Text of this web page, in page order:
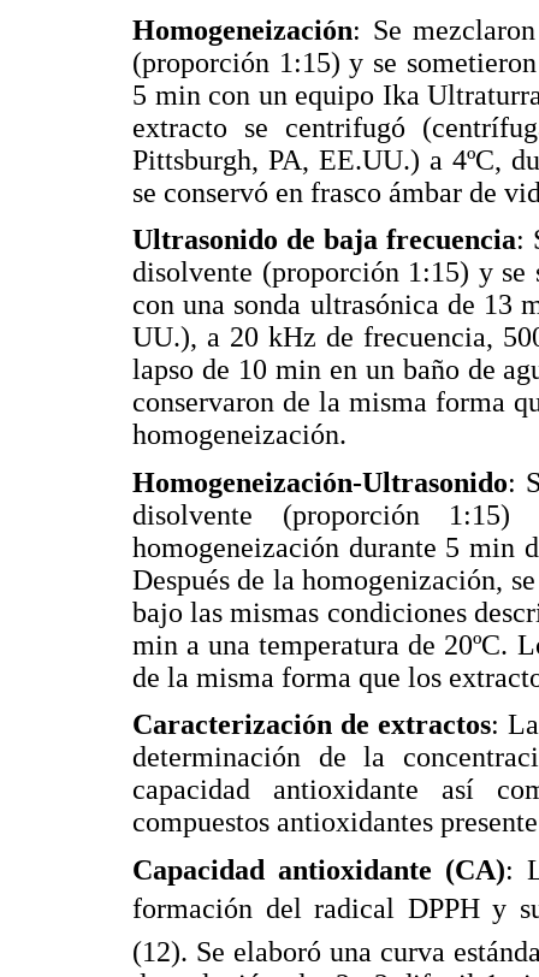
Homogeneización: Se
(proporción 1:15) y se
5 min con un equipo Ika
extracto se centrifugó
Pittsburgh, PA, EE.UU.) a 4ºC,
se conservó en frasco ámbar de
Ultrasonido de baja frecuencia:
disolvente (proporción 1:15) y
con una sonda ultrasónica de 13
UU.), a 20 kHz de frecuencia,
lapso de 10 min en un baño de
conservaron de la misma forma
homogeneización.
Homogeneización-Ultrasonido:
disolvente (proporción
homogeneización durante 5 min
Después de la homogenización,
bajo las mismas condiciones
min a una temperatura de 20ºC.
de la misma forma que los
Caracterización de extractos:
determinación de la
capacidad antioxidante así
compuestos antioxidantes
Capacidad antioxidante (CA):
formación del radical DPPH y
(12). Se elaboró una curva